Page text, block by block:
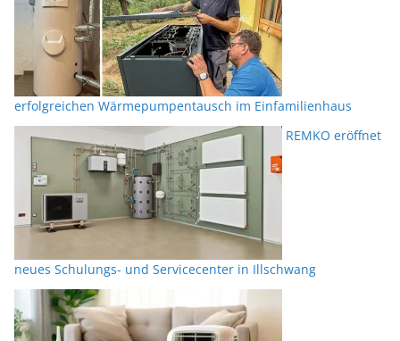
erfolgreichen Wärmepumpentausch im Einfamilienhaus
REMKO eröffnet
neues Schulungs- und Servicecenter in Illschwang